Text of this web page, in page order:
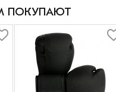
ПОКУПАЮТ